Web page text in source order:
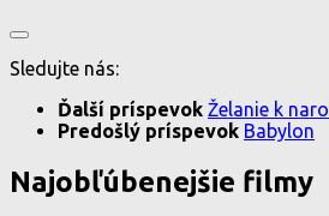
Sledujte nás:
Ďalší príspevok Želanie k
Predošlý príspevok Babylon
Najobľúbenejšie filmy